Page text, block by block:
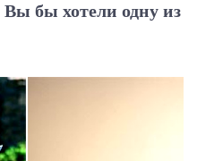
Вы бы хотели одну из